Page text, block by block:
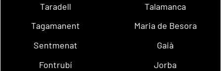
Taradell
Talamanca
Tagamanent
Maria de Besora
Sentmenat
Gaià
Fontrubí
Jorba